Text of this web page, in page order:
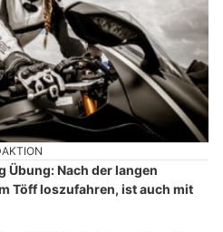
Übung: Nach der langen
Töff loszufahren, ist auch mit